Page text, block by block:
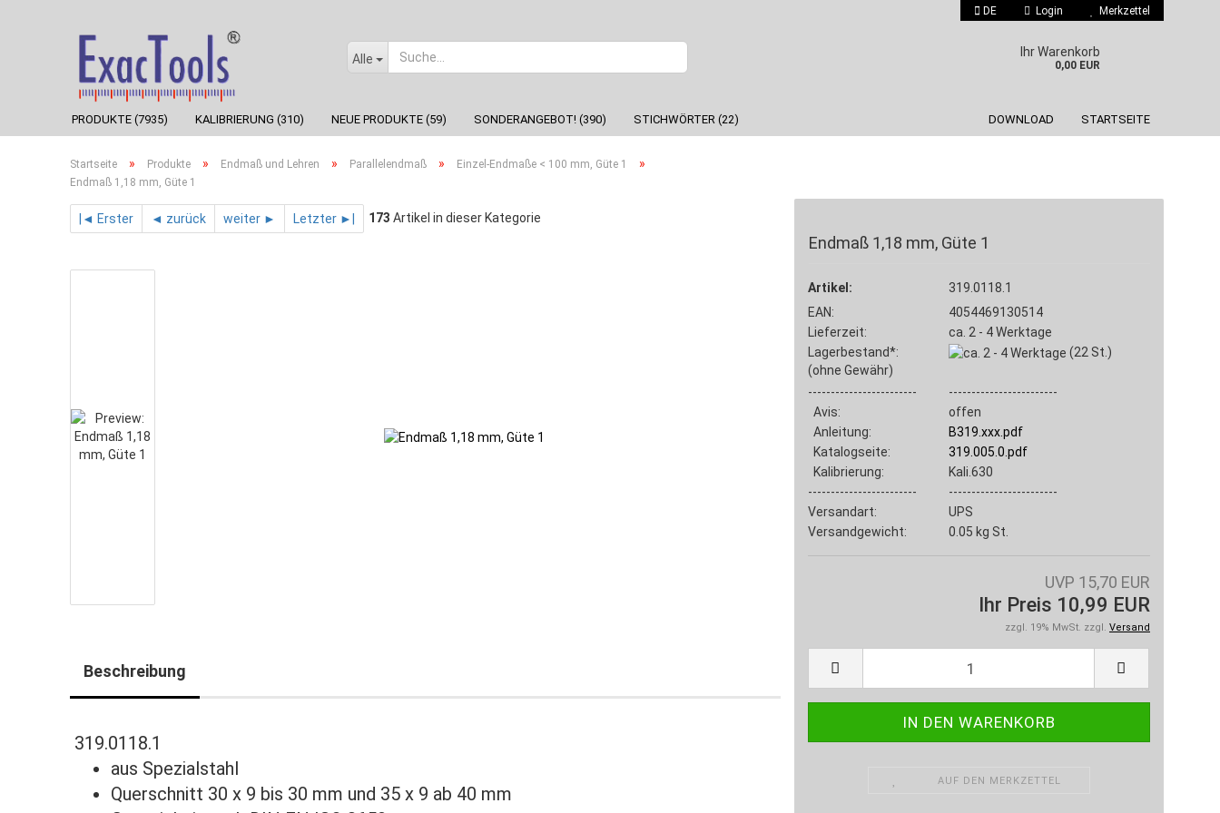
DE Login
Passwort vergessen?
Merkzettel
Alle Ihr Warenkorb
0,00 EUR
PRODUKTE (7935) KALIBRIERUNG (310) NEUE PRODUKTE (59) SONDERANGEBOT! (390) STICHWÖRTER (22) DOWNLOAD STARTSEITE
Startseite » Produkte » Endmaß und Lehren » Parallelendmaß » Einzel-Endmaße < 100 mm, Güte 1 »
Endmaß 1,18 mm, Güte 1
|◄ Erster ◄ zurück weiter ► Letzter ►| 173 Artikel in dieser Kategorie
Endmaß 1,18 mm, Güte 1
Artikel:
319.0118.1
EAN:
4054469130514
Lieferzeit:
ca. 2 - 4 Werktage
Lagerbestand*:
(ohne Gewähr)
(22 St.)
------------------------
------------------------
Avis:
offen
Anleitung:
B319.xxx.pdf
Katalogseite:
319.005.0.pdf
Kalibrierung:
Kali.630
------------------------
------------------------
Versandart:
UPS
Versandgewicht:
0.05 kg St.
UVP 15,70 EUR
Ihr Preis 10,99 EUR
zzgl. 19% MwSt. zzgl. Versand
AUF DEN MERKZETTEL
Beschreibung
319.0118.1
aus Spezialstahl
Querschnitt 30 x 9 bis 30 mm und 35 x 9 ab 40 mm